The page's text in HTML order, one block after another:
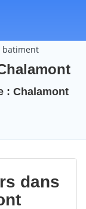
batiment
: Chalamont
dans